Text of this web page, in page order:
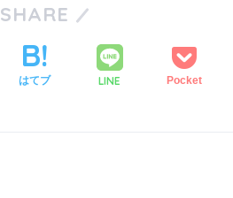
SHARE
はてブ LINE Pocket